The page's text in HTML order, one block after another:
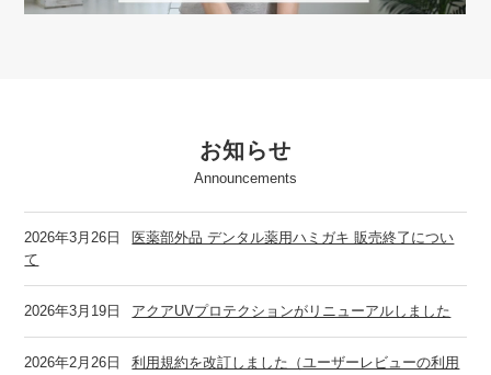
お知らせ
Announcements
2026年3月26日
医薬部外品 デンタル薬用ハミガキ 販売終了につい
て
2026年3月19日 アクアUVプロテクションがリニューアルしました
2026年2月26日
利用規約を改訂しました（ユーザーレビューの利用